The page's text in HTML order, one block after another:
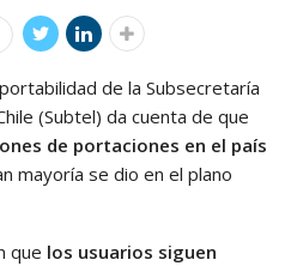
de la Subsecretaría
(Subtel) da cuenta de que
de portaciones en el país
mayoría se dio en el plano
que los usuarios siguen